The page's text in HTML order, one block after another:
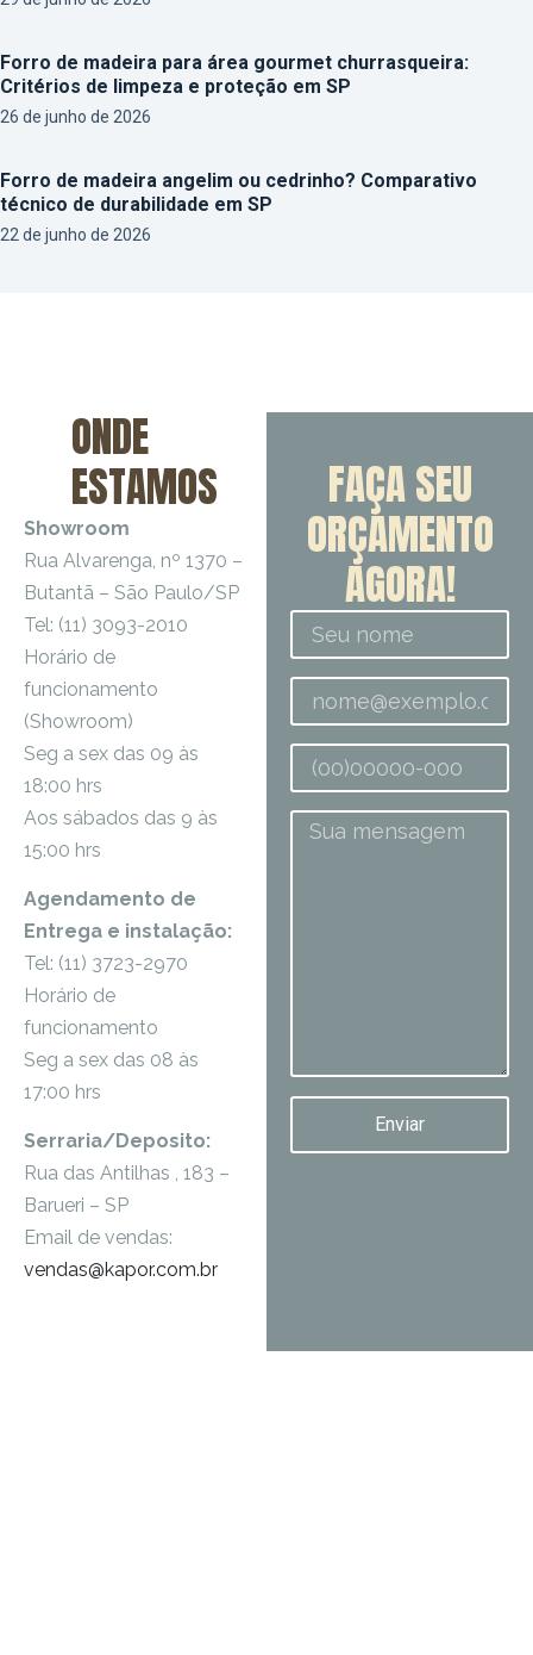
Forro de madeira para área gourmet churrasqueira:
Critérios de limpeza e proteção em SP
26 de junho de 2026
Forro de madeira angelim ou cedrinho? Comparativo
técnico de durabilidade em SP
22 de junho de 2026
ONDE
ESTAMOS
Showroom
Rua Alvarenga, nº 1370 –
Butantã – São Paulo/SP
Tel: (11) 3093-2010
Horário de
funcionamento
(Showroom)
Seg a sex das 09 às
18:00 hrs
Aos sábados das 9 às
15:00 hrs
Agendamento de
Entrega e instalação:
Tel: (11) 3723-2970
Horário de
funcionamento
Seg a sex das 08 às
17:00 hrs
Serraria/Deposito:
Rua das Antilhas , 183 –
Barueri – SP
Email de vendas:
vendas@kapor.com.br
FAÇA SEU
ORÇAMENTO
AGORA!
Enviar